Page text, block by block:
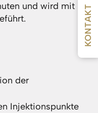
und wird mit
der
Injektionspunkte
KONTAKT